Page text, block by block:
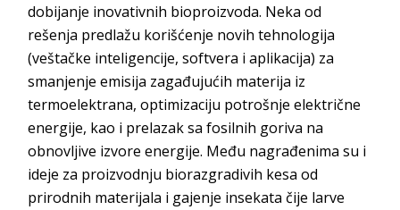
dobijanje inovativnih bioproizvoda. Neka od
rešenja predlažu korišćenje novih tehnologija
(veštačke inteligencije, softvera i aplikacija) za
smanjenje emisija zagađujućih materija iz
termoelektrana, optimizaciju potrošnje električne
energije, kao i prelazak sa fosilnih goriva na
obnovljive izvore energije. Među nagrađenima su i
ideje za proizvodnju biorazgradivih kesa od
prirodnih materijala i gajenje insekata čije larve